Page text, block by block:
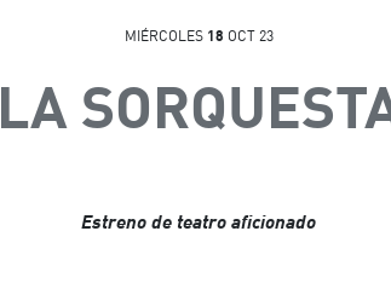
MIÉRCOLES 18 OCT 23
LA
Estreno de teatro aficionado